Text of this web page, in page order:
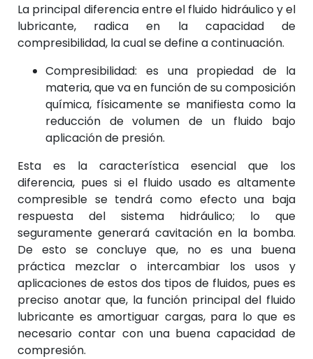
La principal diferencia entre el fluido hidráulico y el
lubricante, radica en la capacidad de
compresibilidad, la cual se define a continuación.
Compresibilidad: es una propiedad de la
materia, que va en función de su composición
química, físicamente se manifiesta como la
reducción de volumen de un fluido bajo
aplicación de presión.
Esta es la característica esencial que los
diferencia, pues si el fluido usado es altamente
compresible se tendrá como efecto una baja
respuesta del sistema hidráulico; lo que
seguramente generará cavitación en la bomba.
De esto se concluye que, no es una buena
práctica mezclar o intercambiar los usos y
aplicaciones de estos dos tipos de fluidos, pues es
preciso anotar que, la función principal del fluido
lubricante es amortiguar cargas, para lo que es
necesario contar con una buena capacidad de
compresión.